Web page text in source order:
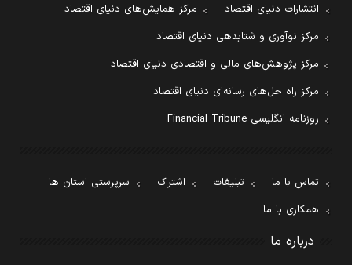
انتشارات دنیای اقتصاد
مرکز همایش‌های دنیای اقتصاد
مرکز نوآوری و شتابدهی دنیای اقتصاد
مرکز پژوهش‌های مالی و اقتصادی دنیای اقتصاد
مرکز راه حل‌های رسانه‌ای دنیای اقتصاد
روزنامه انگلیسی Financial Tribune
تماس با ما تبلیغات اشتراک
سرپرستی استان ها
همکاری با ما
درباره ما